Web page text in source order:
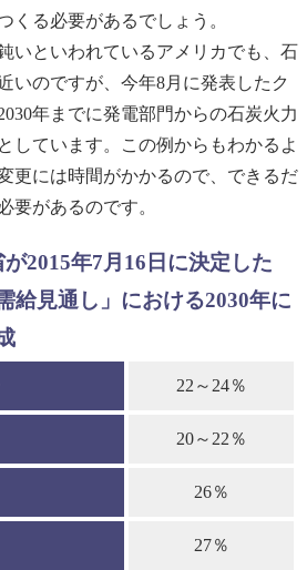
くる必要があるでしょう。
いといわれているアメリカでも、石
いのですが、今年8月に発表したク
年までに発電部門からの石炭火力
しています。この例からもわかるよ
更には時間がかかるので、できるだ
要があるのです。
が2015年7月16日に決定した
給見通し」における2030年に
22～24％
20～22％
26％
27％